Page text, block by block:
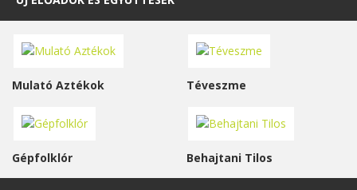
Mulató Aztékok Téveszme
Gépfolklór Behajtani Tilos